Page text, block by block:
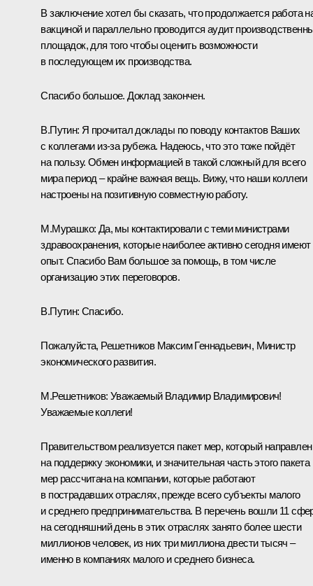
В заключение хотел бы сказать, что продолжается работа
вакциной и параллельно проводится аудит
площадок, для того чтобы оценить возможности
в последующем их производства.
Спасибо большое. Доклад закончен.
В.Путин: Я прочитал доклады по поводу контактов Ваших
с коллегами из-за рубежа. Надеюсь, что это тоже пойдёт
на пользу. Обмен информацией в такой сложный для всего
мира период – крайне важная вещь. Вижу, что наши коллеги
настроены на позитивную совместную работу.
М.Мурашко: Да, мы контактировали с теми министрами
здравоохранения, которые наиболее активно сегодня имеют
опыт. Спасибо Вам большое за помощь, в том числе
организацию этих переговоров.
В.Путин: Спасибо.
Пожалуйста, Решетников Максим Геннадьевич, Министр
экономического развития.
М.Решетников: Уважаемый Владимир Владимирович!
Уважаемые коллеги!
Правительством реализуется пакет мер, который направлен
на поддержку экономики, и значительная часть этого пакета
мер рассчитана на компании, которые работают
в пострадавших отраслях, прежде всего субъекты малого
и среднего предпринимательства. В перечень вошли 11
на сегодняшний день в этих отраслях занято более шести
миллионов человек, из них три миллиона двести тысяч –
именно в компаниях малого и среднего бизнеса.